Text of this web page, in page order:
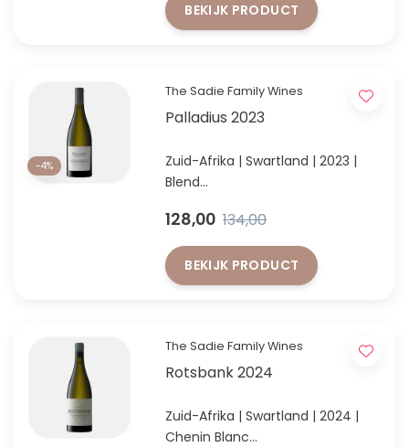
specerijen en elegante
houttonen
BEKIJK PRODUCT
-4%
The Sadie Family Wines
Palladius 2023
Zuid-Afrika | Swartland | 2023 |
Blend
expressie van Swartland’s witte
blend met lengte en finesse.
128,00 134,00
BEKIJK PRODUCT
The Sadie Family Wines
Rotsbank 2024
Zuid-Afrika | Swartland | 2024 |
Chenin Blanc